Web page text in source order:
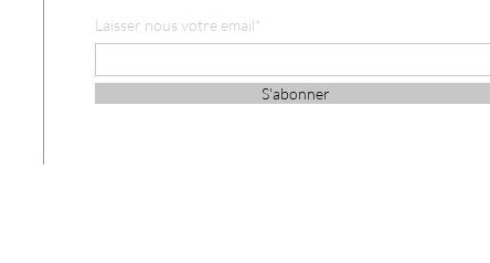
Laisser nous votre email*
S'abonner